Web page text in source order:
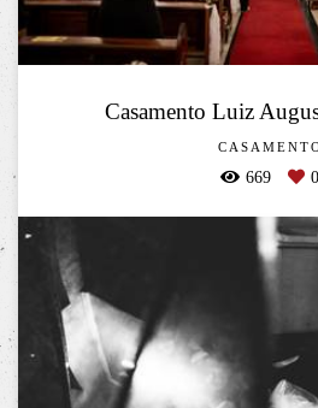
Casamento Luiz
669 0